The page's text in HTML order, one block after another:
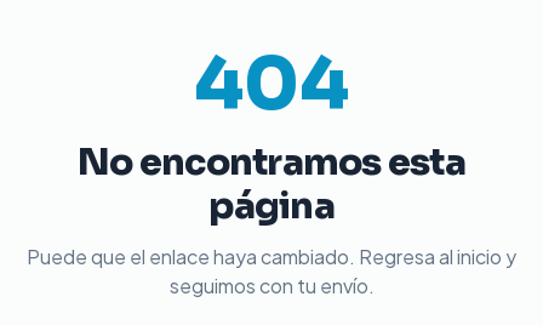
404
No encontramos esta
página
Puede que el enlace haya cambiado. Regresa al inicio y
seguimos con tu envío.